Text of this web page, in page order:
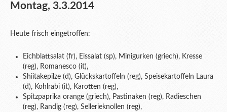
Montag, 3.3.2014
Heute frisch eingetroffen:
Eichblattsalat (fr), Eissalat (sp), Minigurken (griech), Kresse
(reg), Romanesco (it),
Shiitakepilze (d), Glückskartoffeln (reg), Speisekartoffeln Laura
(d), Kohlrabi (it), Karotten (reg),
Spitzpaprika orange (griech), Pastinaken (reg), Radieschen
(reg), Randig (reg), Sellerieknollen (reg),